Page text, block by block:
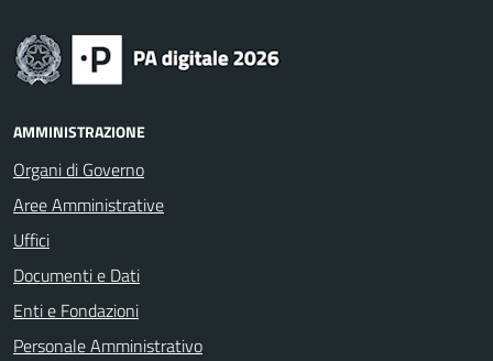
AMMINISTRAZIONE
Organi di Governo
Aree Amministrative
Uffici
Documenti e Dati
Enti e Fondazioni
Personale Amministrativo